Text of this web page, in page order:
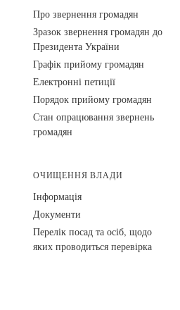
Про звернення громадян
Зразок звернення громадян до
Президента України
Графік прийому громадян
Електронні петиції
Порядок прийому громадян
Стан опрацювання звернень
громадян
ОЧИЩЕННЯ ВЛАДИ
Інформація
Документи
Перелік посад та осіб, щодо
яких проводиться перевірка